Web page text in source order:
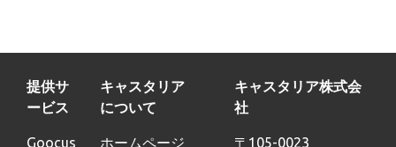
提供サ
ービス
Goocus
キャスタリア
について
ホームページ
キャスタリア株式会
社
〒105-0023